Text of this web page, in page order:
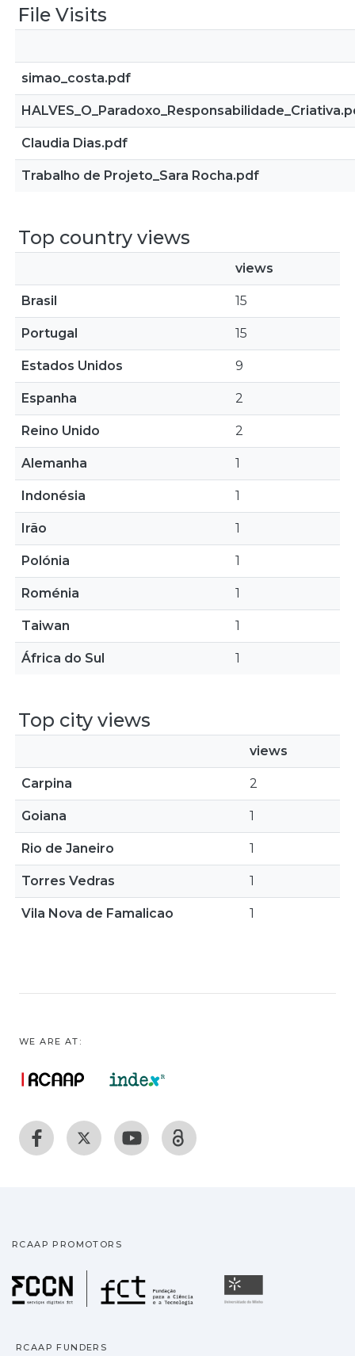
File Visits
simao_costa.pdf
Claudia Dias.pdf
Trabalho de Projeto_Sara Rocha.pdf
Top country views
views
Brasil 15
Portugal 15
Estados Unidos 9
Espanha 2
Reino Unido 2
Alemanha 1
Indonésia 1
Irão 1
Polónia 1
Roménia 1
Taiwan 1
África do Sul 1
Top city views
views
Carpina 2
Goiana 1
Rio de Janeiro 1
Torres Vedras 1
Vila Nova de Famalicao 1
WE ARE AT:
RCAAP PROMOTORS
Fundação para a
RCAAP FUNDERS